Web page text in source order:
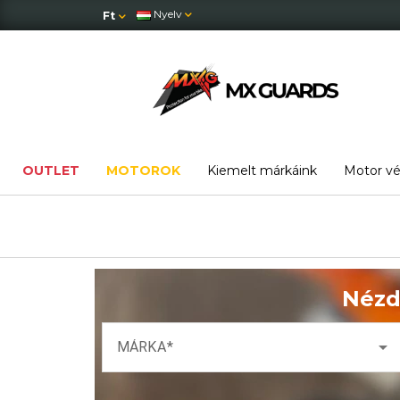
Ft Nyelv
OUTLET MOTOROK Kiemelt márkáink Motor
MÁRKA arrow_drop_down